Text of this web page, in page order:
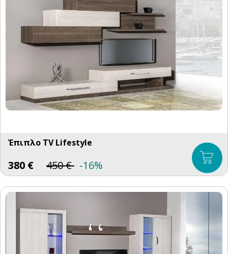
Έπιπλο TV Lifestyle
380 € 450€ -16%